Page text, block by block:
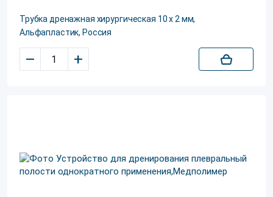
Трубка дренажная хирургическая 10 х 2 мм,
Альфапластик, Россия
– +